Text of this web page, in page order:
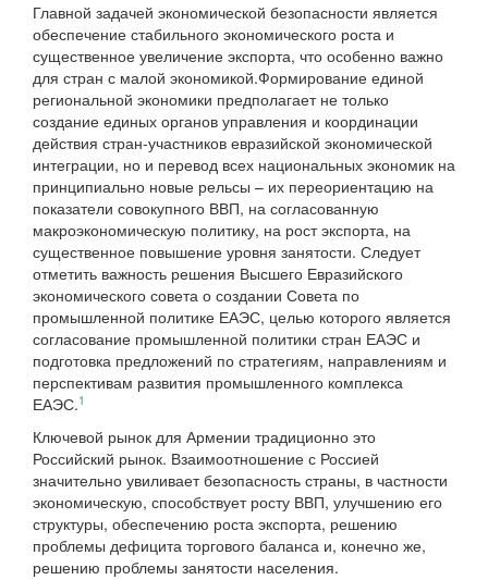
Главной задачей экономической безопасности является
обеспечение стабильного экономического роста и
существенное увеличение экспорта, что особенно важно
для стран с малой экономикой.Формирование единой
региональной экономики предполагает не только
создание единых органов управления и координации
действия стран-участников евразийской экономической
интеграции, но и перевод всех национальных экономик на
принципиально новые рельсы – их переориентацию на
показатели совокупного ВВП, на согласованную
макроэкономическую политику, на рост экспорта, на
существенное повышение уровня занятости. Следует
отметить важность решения Высшего Евразийского
экономического совета о создании Совета по
промышленной политике ЕАЭС, целью которого является
согласование промышленной политики стран ЕАЭС и
подготовка предложений по стратегиям, направлениям и
перспективам развития промышленного комплекса
ЕАЭС.1
Ключевой рынок для Армении традиционно это
Российский рынок. Взаимоотношение с Россией
значительно увиливает безопасность страны, в частности
экономическую, способствует росту ВВП, улучшению его
структуры, обеспечению роста экспорта, решению
проблемы дефицита торгового баланса и, конечно же,
решению проблемы занятости населения.